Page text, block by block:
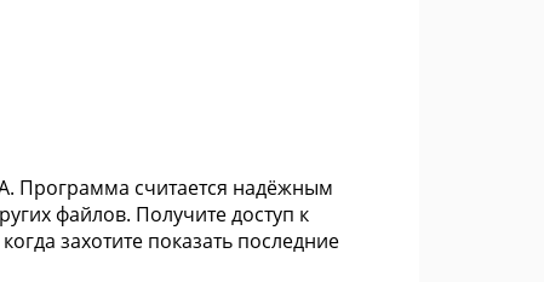
Программа считается надёжным
файлов. Получите доступ к
захотите показать последние